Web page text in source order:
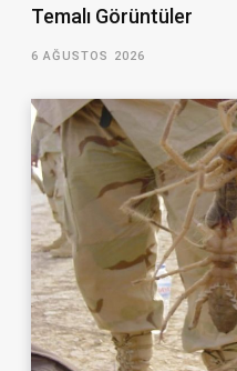
Temalı Görüntüler
6 AĞUSTOS 2026